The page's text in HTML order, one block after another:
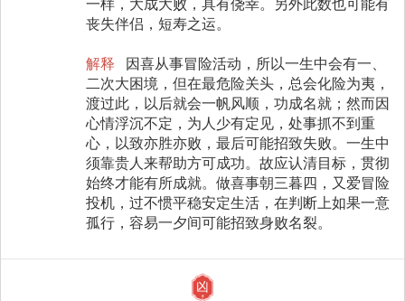
一样，大成大败，具有侥幸。另外此数也可能有
丧失伴侣，短寿之运。
解释
因喜从事冒险活动，所以一生中会有一、
二次大困境，但在最危险关头，总会化险为夷，
渡过此，以后就会一帆风顺，功成名就；然而因
心情浮沉不定，为人少有定见，处事抓不到重
心，以致亦胜亦败，最后可能招致失败。一生中
须靠贵人来帮助方可成功。故应认清目标，贯彻
始终才能有所成就。做喜事朝三暮四，又爱冒险
投机，过不惯平稳安定生活，在判断上如果一意
孤行，容易一夕间可能招致身败名裂。
凶